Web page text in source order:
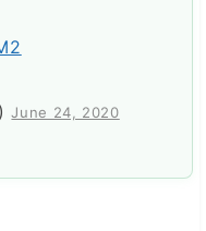
June 24, 2020